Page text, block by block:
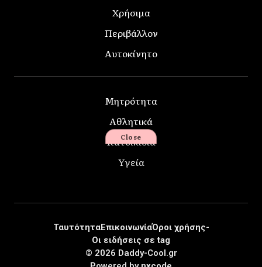
Χρήσιμα
Περιβάλλον
Αυτοκίνητο
Μητρότητα
Αθλητικά
Κατοικίδια
Υγεία
© 2026 Daddy-Cool.gr
ΤαυτότηταΕπικοινωνίαΌροι χρήσης-
Οι ειδήσεις σε tag
Close